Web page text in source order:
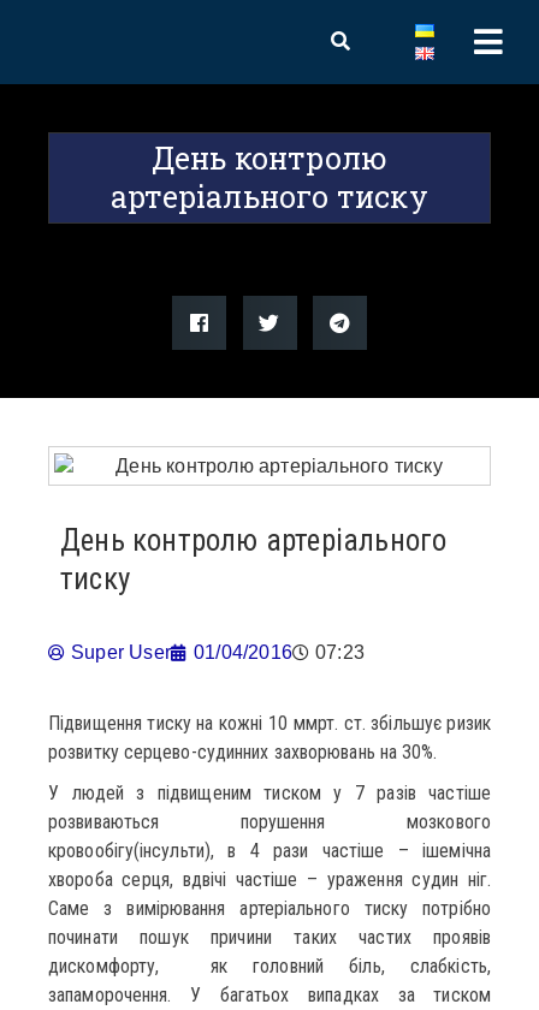
День контролю
артеріального тиску
День контролю артеріального
тиску
Super User 01/04/2016 07:23
Підвищення тиску на кожні 10 ммрт. ст. збільшує ризик
розвитку серцево-судинних захворювань на 30%.
У людей з підвищеним тиском у 7 разів частіше
розвиваються порушення мозкового
кровообігу(інсульти), в 4 рази частіше – ішемічна
хвороба серця, вдвічі частіше – ураження судин ніг.
Саме з вимірювання артеріального тиску потрібно
починати пошук причини таких частих проявів
дискомфорту, як головний біль, слабкість,
запаморочення. У багатьох випадках за тиском